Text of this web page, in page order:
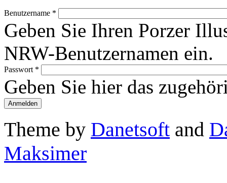
Benutzername *
Geben Sie Ihren Porzer
NRW-Benutzernamen ein.
Passwort *
Geben Sie hier das
Theme by Danetsoft and
Maksimer